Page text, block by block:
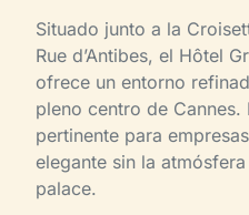
Situado junto a la
Rue d’Antibes, el Hôtel
ofrece un entorno
pleno centro de
pertinente para
elegante sin la
palace.